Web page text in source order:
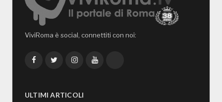
ViviRoma è social, connettiti con noi:
FacebookTwitterInstagramYouTube
ULTIMI ARTICOLI